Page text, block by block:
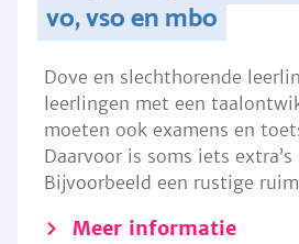
vo, vso en mbo
Dove en slechthorende
leerlingen met een
moeten ook examens en
Daarvoor is soms iets extra’s
Bijvoorbeeld een rustige
Meer informatie